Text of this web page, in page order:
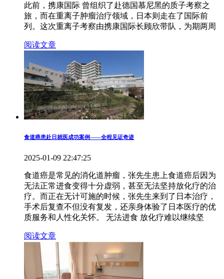
此前，携康国际 曾组织了赴德国慕尼黑的质子考察之
旅，而在重离子肿瘤治疗领域，日本则走在了国际前
列。这次重离子考察由携康国际长顾欣带队，为期两周
阅读文章
食道癌患赴日就医成功案例——全程见证奇迹
2025-01-09 22:47:25
食道癌是常见的消化道肿瘤，张先生患上食道癌后因为
无法正常进食变得十分虚弱，甚至无法坚持放化疗的治
疗。而正在无计可施的时候，张先生来到了日本治疗，
手术后复查不但没有复发，还亲身体验了日本医疗的优
质服务和人性化关怀。 无法进食 放化疗难以继续坚
阅读文章